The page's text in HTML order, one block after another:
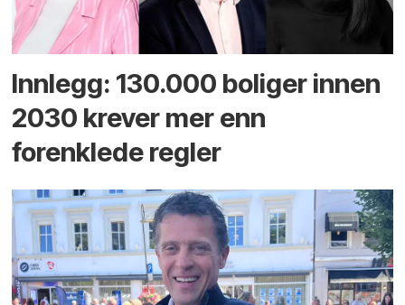
Innlegg: 130.000 boliger innen
2030 krever mer enn
forenklede regler